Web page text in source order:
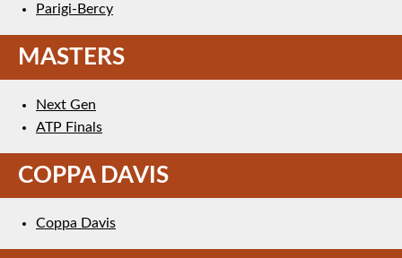
Parigi-Bercy
MASTERS
Next Gen
ATP Finals
COPPA DAVIS
Coppa Davis